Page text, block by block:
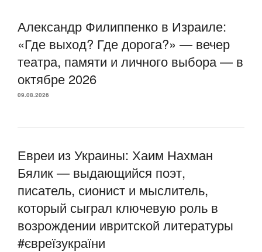
Александр Филиппенко в Израиле:
«Где выход? Где дорога?» — вечер
театра, памяти и личного выбора — в
октябре 2026
09.08.2026
Евреи из Украины: Хаим Нахман
Бялик — выдающийся поэт,
писатель, сионист и мыслитель,
который сыграл ключевую роль в
возрождении ивритской литературы
#євреїзукраїни